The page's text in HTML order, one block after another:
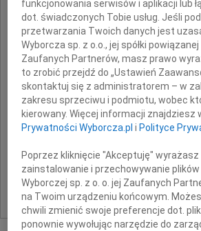
słowa żalu, otuchy
z
oraz Zarząd
funkcjonowania serwisów i aplikacji lub
dot. świadczonych Tobie usług. Jeśli
przetwarzania Twoich danych jest
Wyborcza sp. z o.o., jej spółki
Zaufanych Partnerów, masz prawo
to zrobić przejdź do „Ustawień
skontaktuj się z administratorem – w
zakresu sprzeciwu i podmiotu, wobec
kierowany. Więcej informacji znajdziesz
Prywatności Wyborcza.pl i Polityce
Poprzez kliknięcie "Akceptuję" wyrażasz
zainstalowanie i przechowywanie
Wyborczej sp. z o. o. jej Zaufanych
na Twoim urządzeniu końcowym.
chwili zmienić swoje preferencje dot.
ponownie wywołując narzędzie do